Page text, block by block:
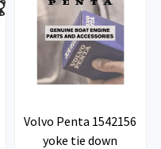
Volvo Penta 1542156
yoke tie down